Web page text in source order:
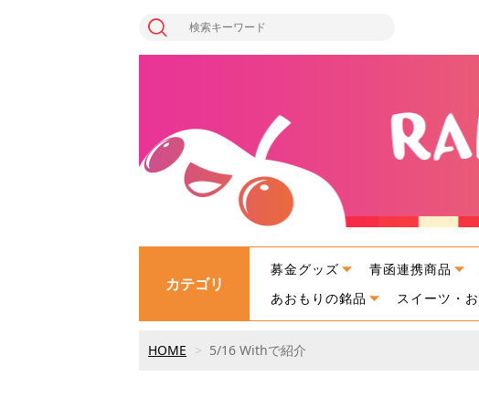
カテゴリ
募金グッズ 青函連携商品
あおもりの銘品
スイーツ・
HOME 5/16 Withで紹介